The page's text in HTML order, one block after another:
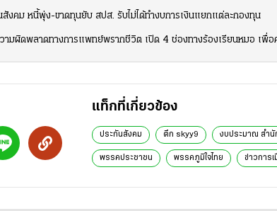
สังคม หนี้พุ่ง-ขาดทุนยับ สปส. รับไม่ได้ทำงบการเงินแยกแต่ละกองทุน
มผิดพลาดทางการแพทย์พรากชีวิต เปิด 4 ช่องทางร้องเรียนหมอ เพื่อ
แท็กที่เกี่ยวข้อง
ประกันสังคม ตึก skyy9 งบประมาณ สำนั
พรรคประชาชน พรรคภูมิใจไทย ข่าวการเ